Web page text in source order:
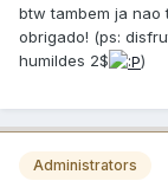
btw tambem ja nao
obrigado! (ps:
humildes 2$
)
Administrators